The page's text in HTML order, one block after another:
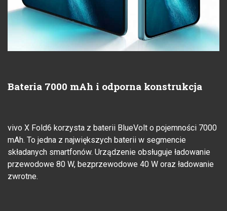
Bateria 7000 mAh i odporna konstrukcja
vivo X Fold6 korzysta z baterii BlueVolt o pojemności 7000
mAh. To jedna z największych baterii w segmencie
składanych smartfonów. Urządzenie obsługuje ładowanie
przewodowe 80 W, bezprzewodowe 40 W oraz ładowanie
zwrotne.